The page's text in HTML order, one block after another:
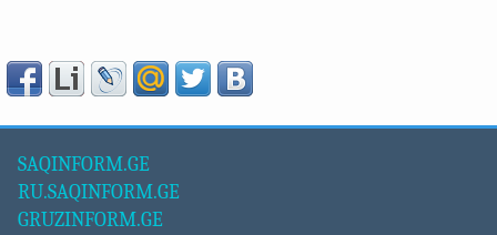
SAQINFORM.GE
RU.SAQINFORM.GE
GRUZINFORM.GE